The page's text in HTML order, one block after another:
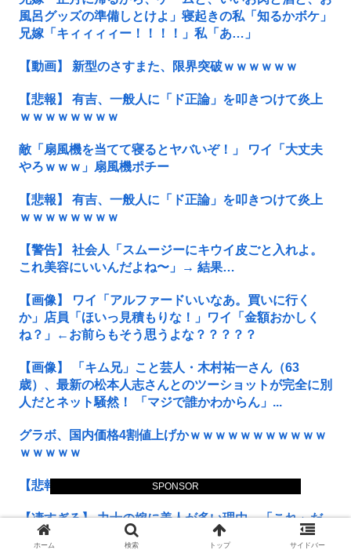
SPONSOR
風呂グッズの準備しとけよ」寝起きの私「知るかボケ」
兄嫁「キィィィィー！！！！」私「あ…」
【動画】 新型のさすまた、限界突破ｗｗｗｗｗｗ
【悲報】 有吉、一般人に「ド正論」を叩きつけて炎上
ｗｗｗｗｗｗｗｗ
敵「扇風機を当てて寝るとヤバいぞ！」 ワイ「大丈夫
やろｗｗｗ」扇風機ポチー
【悲報】 有吉、一般人に「ド正論」を叩きつけて炎上
ｗｗｗｗｗｗｗｗ
【警告】 社会人「スムージーにキウイ皮ごと入れよ。
これ美容にいいんだよね〜」→ 結果…
【画像】 ワイ「アルファードいいなあ。買いに行く
か」店員「ほいっ見積もりな！」ワイ「金額おかしく
ね？」←お前らもそう思うよな？？？？？
【画像】 「キム兄」こと芸人・木村祐一さん（63
歳）、最新の松本人志さんとのツーショットが完全に別
人だとネット騒然！ 「マジで誰かわからん」...
グラボ、国内価格4割値上げかｗｗｗｗｗｗｗｗｗｗｗ
ｗｗｗｗｗ
【悲報】 おわり。
【凄すぎる】 力士の嫁に美人が多い理由→「これ」だ
ったｗｗｗｗｗｗｗ
ホーム 検索 トップ サイドバー